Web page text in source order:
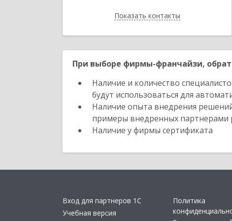
Показать контакты
Назад
При выборе фирмы-франчайзи,
Наличие и количество
будут использоваться для
Наличие опыта внедрения
примеры внедренных партнерами
Наличие у фирмы сертификата
Вход для партнеров 1С
Учебная версия
Политика